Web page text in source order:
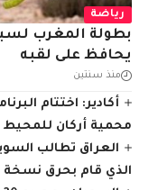
رياضة
بطولة المغرب
يحافظ على لقبه
منذ سنتين
أكادير: اختتام
محمية أركان للمحيط
العراق تطالب
الذي قام بحرق